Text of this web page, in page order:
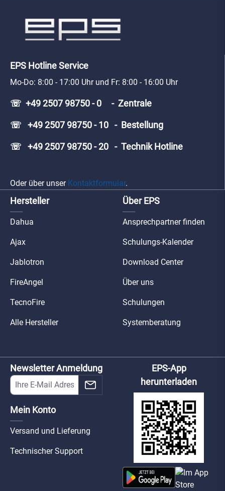
EPS Hotline Service
Mo-Do: 8:00 - 17:00 Uhr und Fr: 8:00 - 16:00 Uhr
☏ +49 2507 98750 - 0 - Zentrale
☏ +49 2507 98750 - 10 - Bestellung
☏ +49 2507 98750 - 20 - Technik Hotline
Oder über unser Kontaktformular.
Hersteller
Dahua
Ajax
Jablotron
FireAngel
TecnoFire
Alle Hersteller
Über EPS
Ansprechpartner finden
Schulungs-Kalender
Download Center
Über uns
Schulungen
Systemberatung
Newsletter Anmeldung
Mein Konto
Versand und Lieferung
Technischer Support
EPS-App
herunterladen